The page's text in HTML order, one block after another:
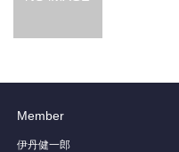
Member
伊丹健一郎